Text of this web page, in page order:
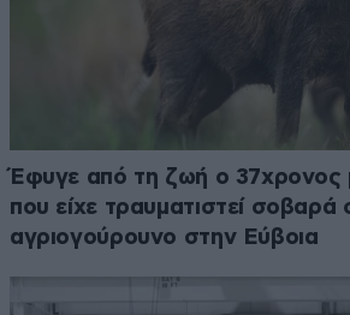
Έφυγε από τη ζωή ο 37χρονος
που είχε τραυματιστεί σοβαρά
αγριογούρουνο στην Εύβοια